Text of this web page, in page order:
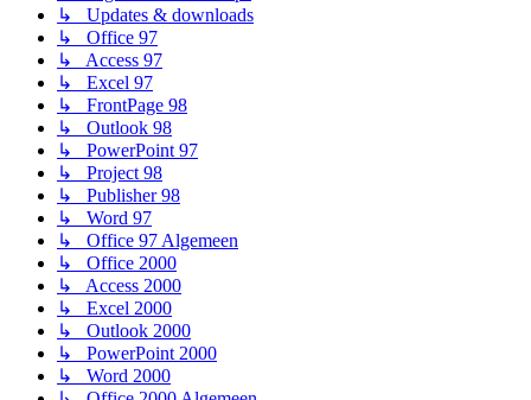
↳ Updates & downloads
↳ Office 97
↳ Access 97
↳ Excel 97
↳ FrontPage 98
↳ Outlook 98
↳ PowerPoint 97
↳ Project 98
↳ Publisher 98
↳ Word 97
↳ Office 97 Algemeen
↳ Office 2000
↳ Access 2000
↳ Excel 2000
↳ Outlook 2000
↳ PowerPoint 2000
↳ Word 2000